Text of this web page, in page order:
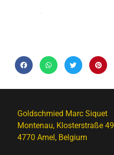
Goldschmied Marc Siquet
Montenau, Klosterstraße 49
4770 Amel, Belgium